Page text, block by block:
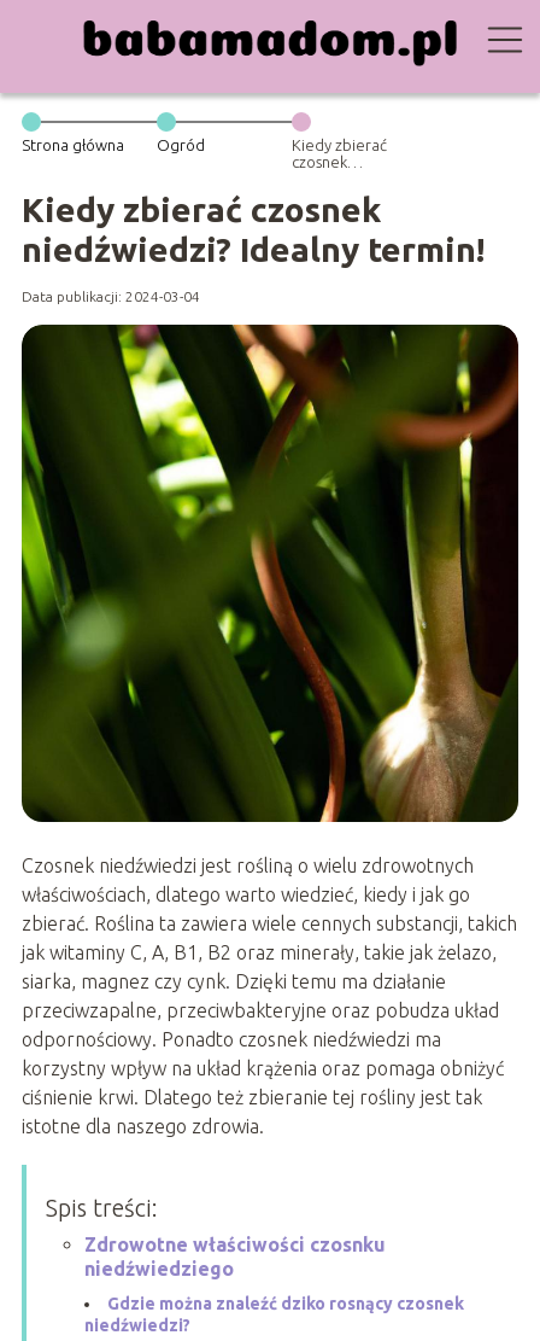
Strona główna Ogród
Kiedy zbierać
czosnek
Idealny termin!
Kiedy zbierać czosnek
niedźwiedzi? Idealny termin!
Data publikacji: 2024-03-04
Czosnek niedźwiedzi jest rośliną o wielu zdrowotnych
właściwościach, dlatego warto wiedzieć, kiedy i jak go
zbierać. Roślina ta zawiera wiele cennych substancji, takich
jak witaminy C, A, B1, B2 oraz minerały, takie jak żelazo,
siarka, magnez czy cynk. Dzięki temu ma działanie
przeciwzapalne, przeciwbakteryjne oraz pobudza układ
odpornościowy. Ponadto czosnek niedźwiedzi ma
korzystny wpływ na układ krążenia oraz pomaga obniżyć
ciśnienie krwi. Dlatego też zbieranie tej rośliny jest tak
istotne dla naszego zdrowia.
Spis treści:
Zdrowotne właściwości czosnku
niedźwiedziego
Gdzie można znaleźć dziko rosnący czosnek
niedźwiedzi?